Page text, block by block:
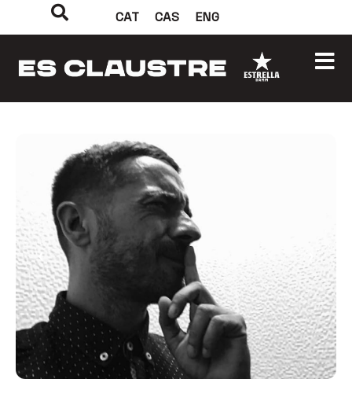
CAT CAS ENG
‹